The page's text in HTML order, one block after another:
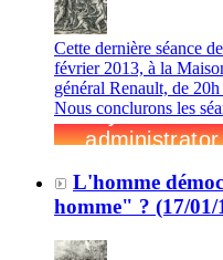
Cette dernière séance
février 2013, à la
général Renault, de
Nous conclurons les
L'homme
homme" ? (17/01/